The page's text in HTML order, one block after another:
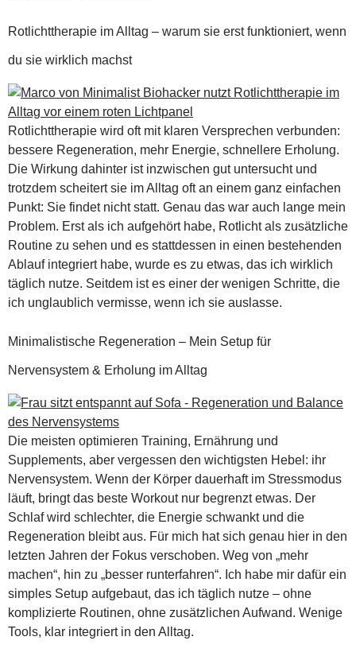
Rotlichttherapie im Alltag – warum sie erst funktioniert, wenn
du sie wirklich machst
Rotlichttherapie wird oft mit klaren Versprechen verbunden:
bessere Regeneration, mehr Energie, schnellere Erholung.
Die Wirkung dahinter ist inzwischen gut untersucht und
trotzdem scheitert sie im Alltag oft an einem ganz einfachen
Punkt: Sie findet nicht statt. Genau das war auch lange mein
Problem. Erst als ich aufgehört habe, Rotlicht als zusätzliche
Routine zu sehen und es stattdessen in einen bestehenden
Ablauf integriert habe, wurde es zu etwas, das ich wirklich
täglich nutze. Seitdem ist es einer der wenigen Schritte, die
ich unglaublich vermisse, wenn ich sie auslasse.
Minimalistische Regeneration – Mein Setup für
Nervensystem & Erholung im Alltag
Die meisten optimieren Training, Ernährung und
Supplements, aber vergessen den wichtigsten Hebel: ihr
Nervensystem. Wenn der Körper dauerhaft im Stressmodus
läuft, bringt das beste Workout nur begrenzt etwas. Der
Schlaf wird schlechter, die Energie schwankt und die
Regeneration bleibt aus. Für mich hat sich genau hier in den
letzten Jahren der Fokus verschoben. Weg von „mehr
machen“, hin zu „besser runterfahren“. Ich habe mir dafür ein
simples Setup aufgebaut, das ich täglich nutze – ohne
komplizierte Routinen, ohne zusätzlichen Aufwand. Wenige
Tools, klar integriert in den Alltag.